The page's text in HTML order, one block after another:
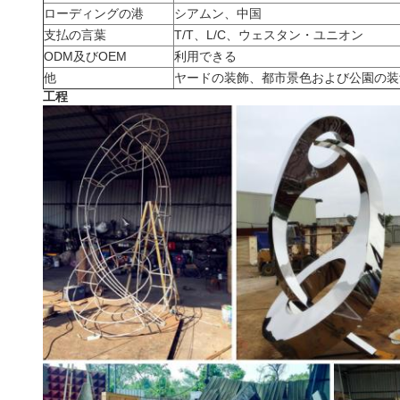
ローディングの港
シアムン、中国
支払の言葉
T/T、L/C、ウェスタン・ユニオン
ODM及びOEM
利用できる
他
ヤードの装飾、都市景色および公園の
工程